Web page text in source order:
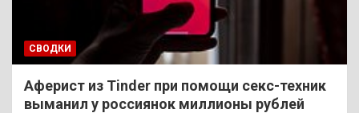
СВОДКИ
Аферист из Tinder при помощи секс-техник
выманил у россиянок миллионы рублей